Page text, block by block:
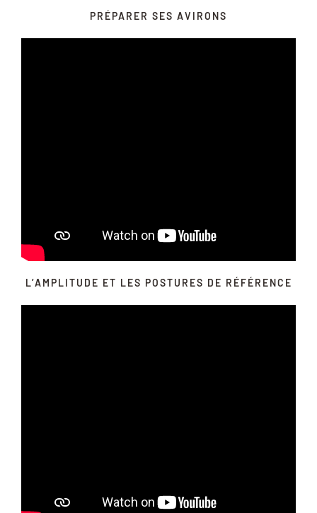
PRÉPARER SES AVIRONS
L’AMPLITUDE ET LES POSTURES DE RÉFÉRENCE